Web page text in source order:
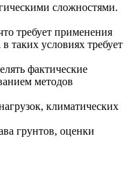
сложностями.
требует применения
в таких условиях требует
фактические
методов
климатических
грунтов, оценки